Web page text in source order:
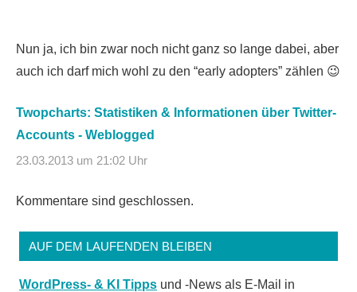
Nun ja, ich bin zwar noch nicht ganz so lange dabei, aber
auch ich darf mich wohl zu den “early adopters” zählen 😉
Twopcharts: Statistiken & Informationen über Twitter-
Accounts - Weblogged
23.03.2013 um 21:02 Uhr
Kommentare sind geschlossen.
AUF DEM LAUFENDEN BLEIBEN
WordPress- & KI Tipps und -News als E-Mail in